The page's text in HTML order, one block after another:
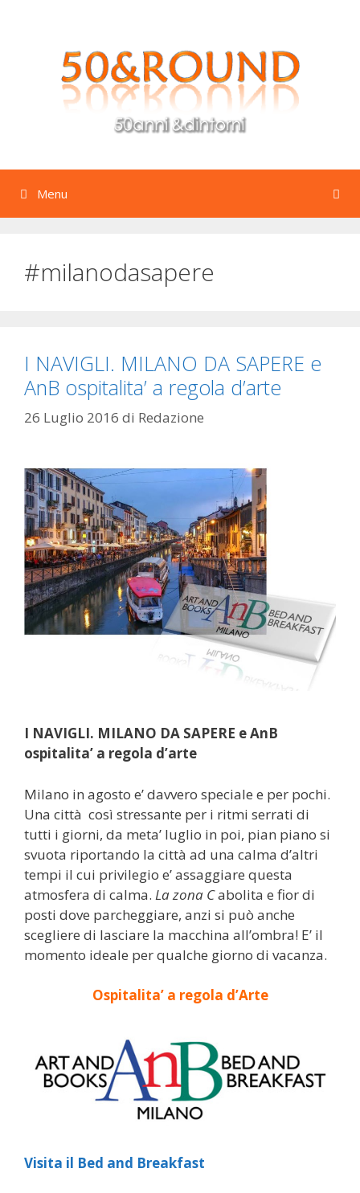
Menu
#milanodasapere
I NAVIGLI. MILANO DA SAPERE e
AnB ospitalita’ a regola d’arte
26 Luglio 2016 di Redazione
I NAVIGLI. MILANO DA SAPERE e AnB
ospitalita’ a regola d’arte
Milano in agosto e’ davvero speciale e per pochi.
Una città così stressante per i ritmi serrati di
tutti i giorni, da meta’ luglio in poi, pian piano si
svuota riportando la città ad una calma d’altri
tempi il cui privilegio e’ assaggiare questa
atmosfera di calma. La zona Cabolita e fior di
posti dove parcheggiare, anzi si può anche
scegliere di lasciare la macchina all’ombra! E’ il
momento ideale per qualche giorno di vacanza.
Ospitalita’ a regola d’Arte
Visita il Bed and Breakfast